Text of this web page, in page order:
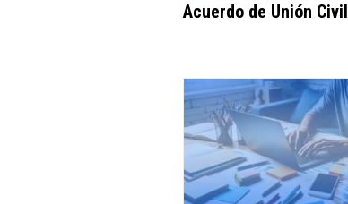
Acuerdo de Unión Civil